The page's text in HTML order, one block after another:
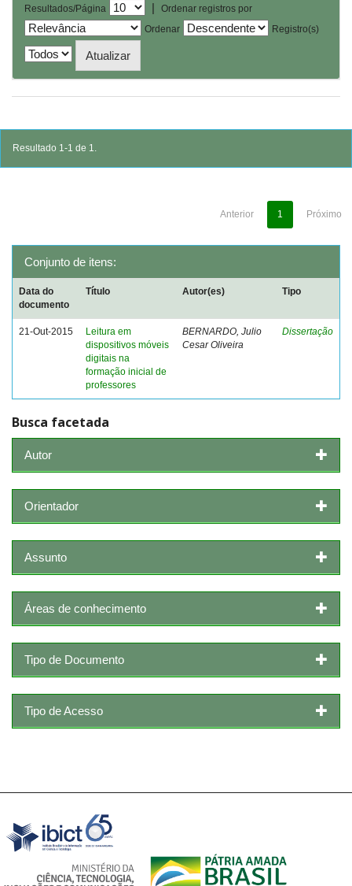
Resultados/Página |
Ordenar registros por
Ordenar
Registro(s)
Resultado 1-1 de 1.
Anterior 1 Próximo
Conjunto de itens:
Data do
documento
Título Autor(es) Tipo
21-Out-2015
Leitura em
dispositivos móveis
digitais na
formação inicial de
professores
BERNARDO, Julio
Cesar Oliveira
Dissertação
Busca facetada
Autor
Orientador
Assunto
Áreas de conhecimento
Tipo de Documento
Tipo de Acesso